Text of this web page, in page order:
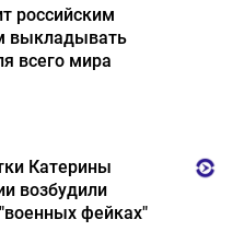
российским
выкладывать
всего мира